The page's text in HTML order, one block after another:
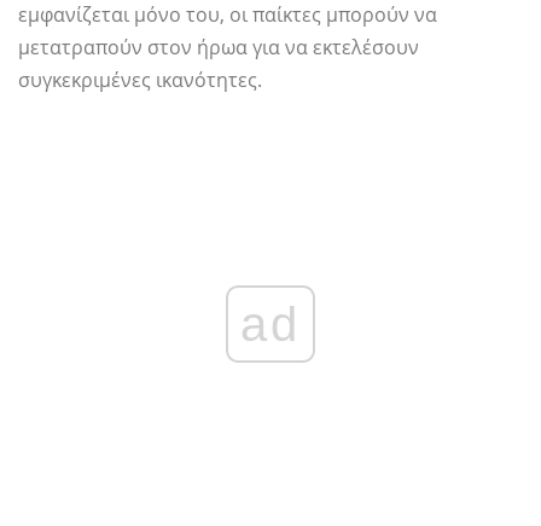
εμφανίζεται μόνο του, οι παίκτες μπορούν να
μετατραπούν στον ήρωα για να εκτελέσουν
συγκεκριμένες ικανότητες.
ad